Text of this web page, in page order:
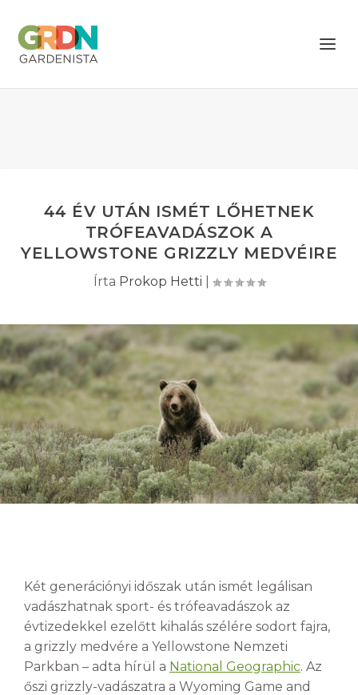
44 ÉV UTÁN ISMÉT LŐHETNEK
TRÓFEAVADÁSZOK A
YELLOWSTONE GRIZZLY MEDVÉIRE
Írta Prokop Hetti
Két generációnyi időszak után ismét legálisan
vadászhatnak sport- és trófeavadászok az
évtizedekkel ezelőtt kihalás szélére sodort fajra,
a grizzly medvére a Yellowstone Nemzeti
Parkban – adta hírül a National Geographic. Az
őszi grizzly-vadászatra a Wyoming Game and